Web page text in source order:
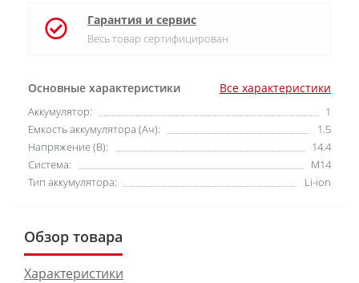
Основные характеристики Все характеристики
Аккумулятор:
1
Емкость аккумулятора (Ач):
1.5
Напряжение (В):
14.4
Система:
М14
Тип аккумулятора:
Li-ion
Гарантия и сервис
Весь товар сертифицирован
Обзор товара
Характеристики